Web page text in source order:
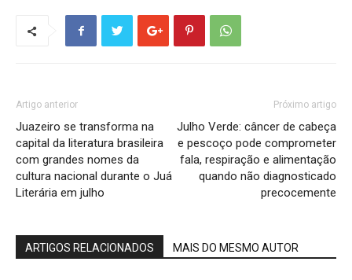
Artigo anterior
Juazeiro se transforma na
capital da literatura brasileira
com grandes nomes da
cultura nacional durante o Juá
Literária em julho
Próximo artigo
Julho Verde: câncer de cabeça
e pescoço pode comprometer
fala, respiração e alimentação
quando não diagnosticado
precocemente
ARTIGOS RELACIONADOS MAIS DO MESMO AUTOR